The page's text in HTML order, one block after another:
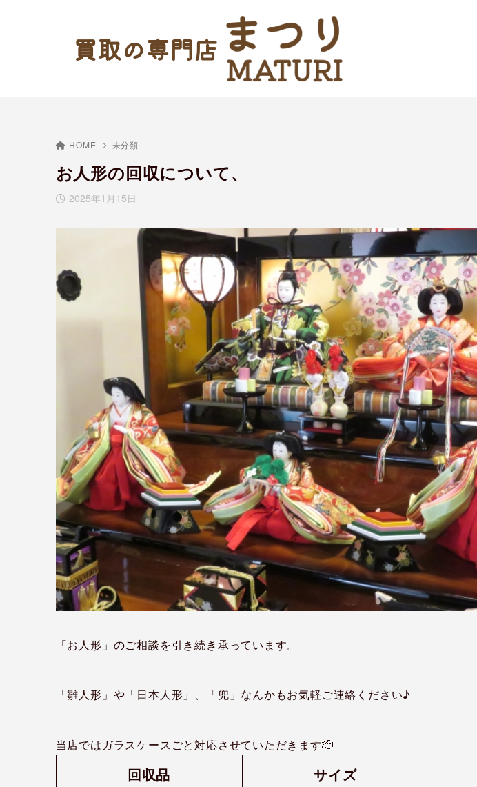
HOME 未分類
お人形の回収について、
2025年1月15日
「お人形」のご相談を引き続き承っています。
「雛人形」や「日本人形」、「兜」なんかもお気軽ご連絡ください♪
当店ではガラスケースごと対応させていただきます🫡
回収品 サイズ